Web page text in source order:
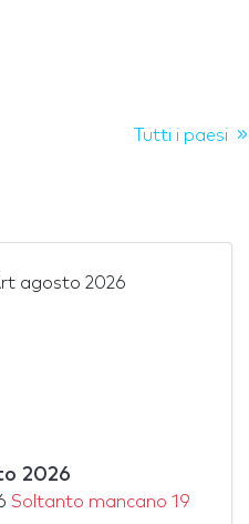
Tutti i paesi
2026
Soltanto mancano 19